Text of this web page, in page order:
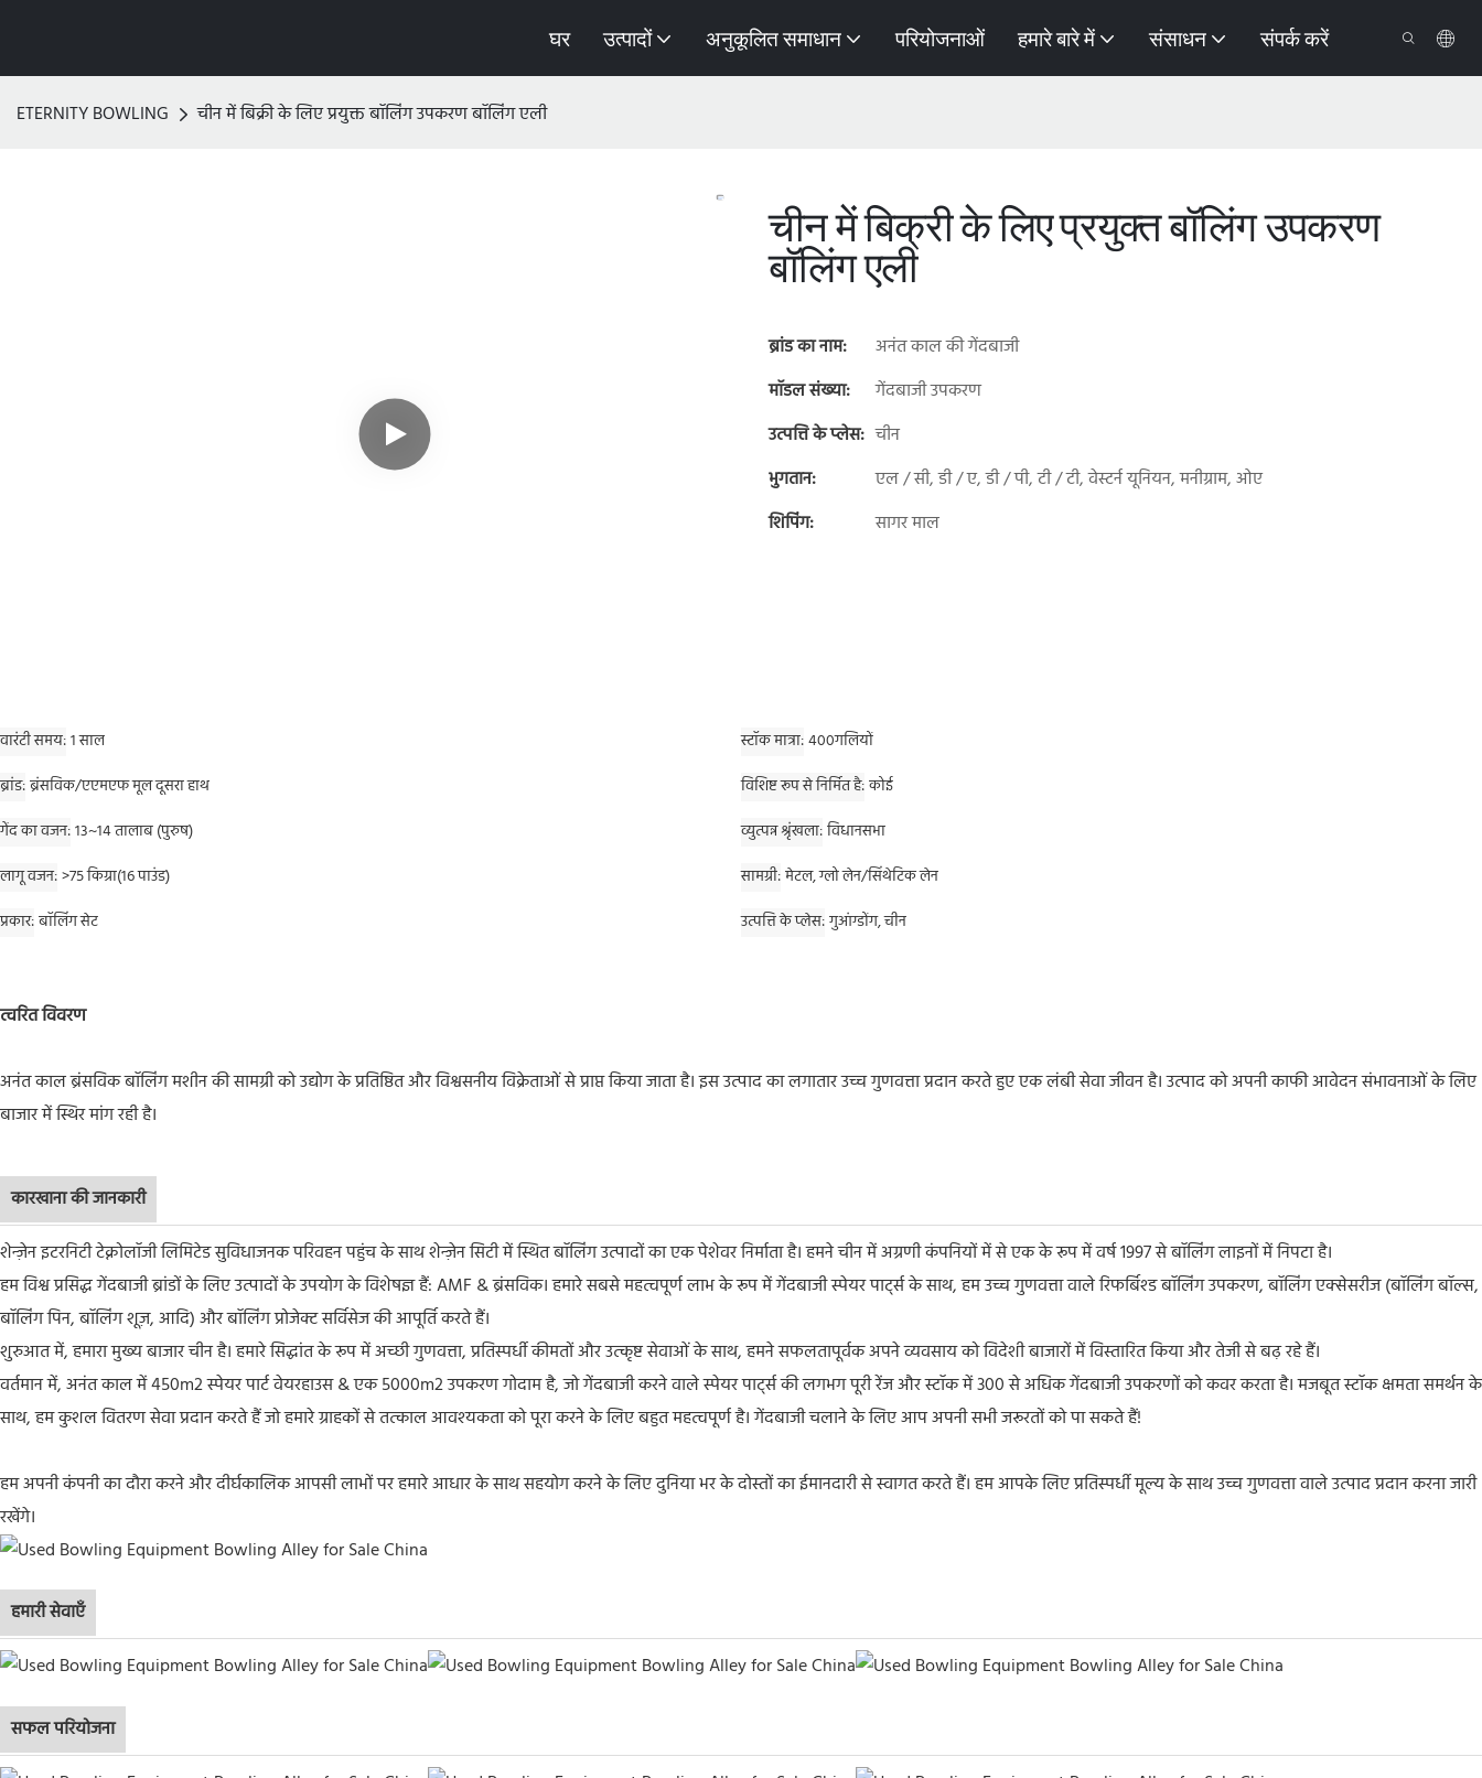
घर उत्पादों अनुकूलित समाधान परियोजनाओं हमारे बारे में संसाधन संपर्क करें
ETERNITY BOWLING चीन में बिक्री के लिए प्रयुक्त बॉलिंग उपकरण बॉलिंग एली
चीन में बिक्री के लिए प्रयुक्त बॉलिंग उपकरण
बॉलिंग एली
ब्रांड का नाम:
अनंत काल की गेंदबाजी
मॉडल संख्या:
गेंदबाजी उपकरण
उत्पत्ति के प्लेस: चीन
भुगतान:
एल / सी, डी / ए, डी / पी, टी / टी, वेस्टर्न यूनियन, मनीग्राम, ओए
शिपिंग:
सागर माल
वारंटी समय 1 साल स्टॉक मात्रा 400गलियों
ब्रांड ब्रंसविक/एएमएफ मूल दूसरा हाथ विशिष्ट रूप से निर्मित है कोई
गेंद का वजन 13~14 तालाब (पुरुष) व्युत्पन्न श्रृंखला विधानसभा
लागू वजन >75 किग्रा(16 पाउंड) सामग्री मेटल, ग्लो लेन/सिंथेटिक लेन
प्रकार बॉलिंग सेट उत्पत्ति के प्लेस गुआंग्डोंग, चीन
त्वरित विवरण
अनंत काल ब्रंसविक बॉलिंग मशीन की सामग्री को उद्योग के प्रतिष्ठित और विश्वसनीय विक्रेताओं से प्राप्त किया जाता है। इस उत्पाद का लगातार उच्च गुणवत्ता प्रदान करते हुए एक लंबी सेवा जीवन है। उत्पाद को अपनी काफी आवेदन संभावनाओं के लिए
बाजार में स्थिर मांग रही है।
कारखाना की जानकारी
शेन्ज़ेन इटरनिटी टेक्नोलॉजी लिमिटेड सुविधाजनक परिवहन पहुंच के साथ शेन्ज़ेन सिटी में स्थित बॉलिंग उत्पादों का एक पेशेवर निर्माता है। हमने चीन में अग्रणी कंपनियों में से एक के रूप में वर्ष 1997 से बॉलिंग लाइनों में निपटा है।
हम विश्व प्रसिद्ध गेंदबाजी ब्रांडों के लिए उत्पादों के उपयोग के विशेषज्ञ हैं: AMF & ब्रंसविक। हमारे सबसे महत्वपूर्ण लाभ के रूप में गेंदबाजी स्पेयर पार्ट्स के साथ, हम उच्च गुणवत्ता वाले रिफर्बिश्ड बॉलिंग उपकरण, बॉलिंग एक्सेसरीज (बॉलिंग बॉल्स,
बॉलिंग पिन, बॉलिंग शूज़, आदि) और बॉलिंग प्रोजेक्ट सर्विसेज की आपूर्ति करते हैं।
शुरुआत में, हमारा मुख्य बाजार चीन है। हमारे सिद्धांत के रूप में अच्छी गुणवत्ता, प्रतिस्पर्धी कीमतों और उत्कृष्ट सेवाओं के साथ, हमने सफलतापूर्वक अपने व्यवसाय को विदेशी बाजारों में विस्तारित किया और तेजी से बढ़ रहे हैं।
वर्तमान में, अनंत काल में 450m2 स्पेयर पार्ट वेयरहाउस & एक 5000m2 उपकरण गोदाम है, जो गेंदबाजी करने वाले स्पेयर पार्ट्स की लगभग पूरी रेंज और स्टॉक में 300 से अधिक गेंदबाजी उपकरणों को कवर करता है। मजबूत स्टॉक क्षमता समर्थन के
साथ, हम कुशल वितरण सेवा प्रदान करते हैं जो हमारे ग्राहकों से तत्काल आवश्यकता को पूरा करने के लिए बहुत महत्वपूर्ण है। गेंदबाजी चलाने के लिए आप अपनी सभी जरूरतों को पा सकते हैं!
हम अपनी कंपनी का दौरा करने और दीर्घकालिक आपसी लाभों पर हमारे आधार के साथ सहयोग करने के लिए दुनिया भर के दोस्तों का ईमानदारी से स्वागत करते हैं। हम आपके लिए प्रतिस्पर्धी मूल्य के साथ उच्च गुणवत्ता वाले उत्पाद प्रदान करना जारी
रखेंगे।
हमारी सेवाएँ
सफल परियोजना